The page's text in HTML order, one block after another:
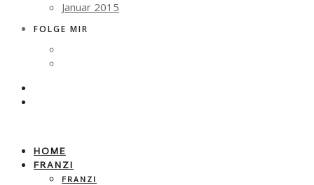
Januar 2015
FOLGE MIR
HOME
FRANZI
FRANZI